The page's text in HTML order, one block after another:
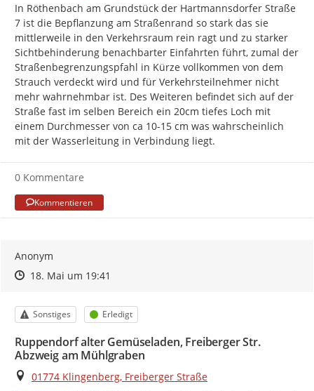
In Röthenbach am Grundstück der Hartmannsdorfer Straße
7 ist die Bepflanzung am Straßenrand so stark das sie
mittlerweile in den Verkehrsraum rein ragt und zu starker
Sichtbehinderung benachbarter Einfahrten führt, zumal der
Straßenbegrenzungspfahl in Kürze vollkommen von dem
Strauch verdeckt wird und für Verkehrsteilnehmer nicht
mehr wahrnehmbar ist. Des Weiteren befindet sich auf der
Straße fast im selben Bereich ein 20cm tiefes Loch mit
einem Durchmesser von ca 10-15 cm was wahrscheinlich
mit der Wasserleitung in Verbindung liegt.
0 Kommentare
Kommentieren
Anonym
Zeitpunkt des Erstellens
Zeitpunkt des Erstellens
18. Mai um 19:41
Kategorie
Sonstiges Status
Erledigt
Ruppendorf alter Gemüseladen, Freiberger Str.
Abzweig am Mühlgraben
Ort
01774 Klingenberg, Freiberger Straße